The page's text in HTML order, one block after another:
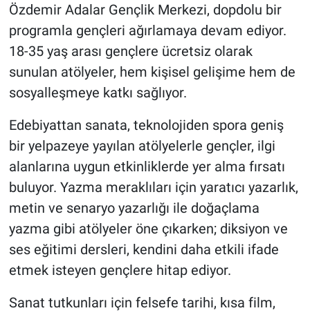
Özdemir Adalar Gençlik Merkezi, dopdolu bir
programla gençleri ağırlamaya devam ediyor.
18-35 yaş arası gençlere ücretsiz olarak
sunulan atölyeler, hem kişisel gelişime hem de
sosyalleşmeye katkı sağlıyor.
Edebiyattan sanata, teknolojiden spora geniş
bir yelpazeye yayılan atölyelerle gençler, ilgi
alanlarına uygun etkinliklerde yer alma fırsatı
buluyor. Yazma meraklıları için yaratıcı yazarlık,
metin ve senaryo yazarlığı ile doğaçlama
yazma gibi atölyeler öne çıkarken; diksiyon ve
ses eğitimi dersleri, kendini daha etkili ifade
etmek isteyen gençlere hitap ediyor.
Sanat tutkunları için felsefe tarihi, kısa film,
Bilim ve Teknoloji